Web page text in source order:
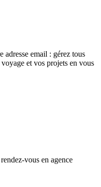
adresse email : gérez tous
et vos projets en vous
vous en agence